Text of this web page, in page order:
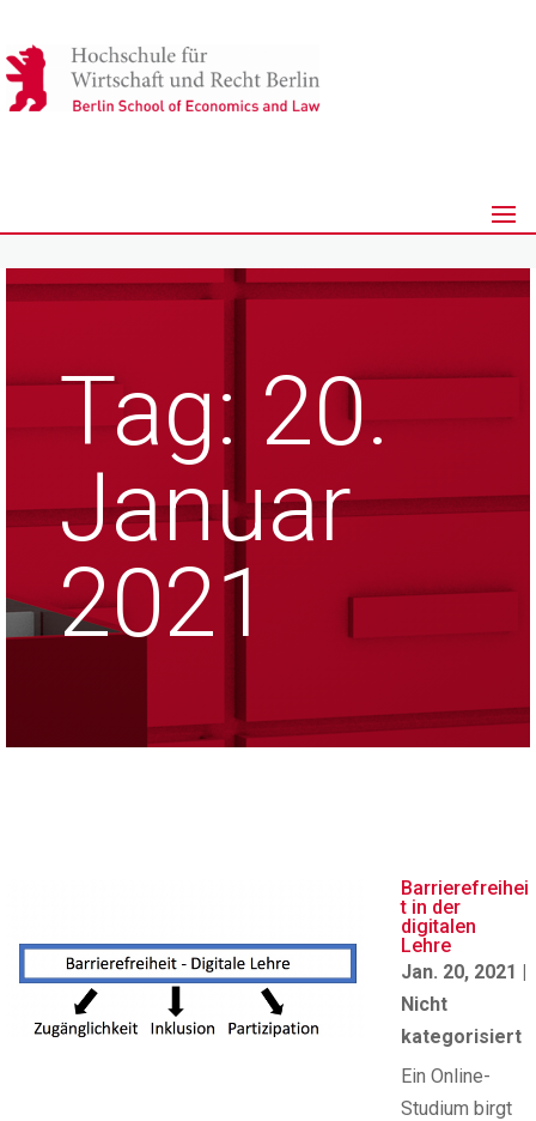
Tag: 20.
Januar
2021
Barrierefreihei
t in der
digitalen
Lehre
Jan. 20, 2021 |
Nicht
kategorisiert
Ein Online-
Studium birgt